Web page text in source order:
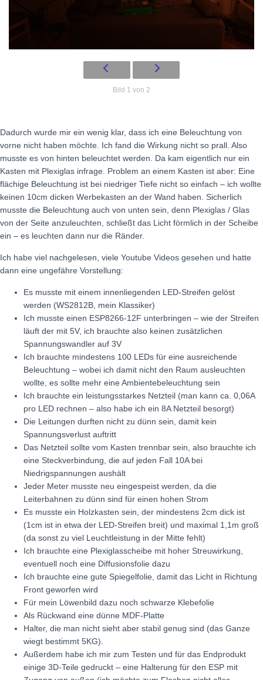
Bild 1 von 2
Dadurch wurde mir ein wenig klar, dass ich eine Beleuchtung von
vorne nicht haben möchte. Ich fand die Wirkung nicht so prall. Also
musste es von hinten beleuchtet werden. Da kam eigentlich nur ein
Kasten mit Plexiglas infrage. Problem an einem Kasten ist aber: Eine
flächige Beleuchtung ist bei niedriger Tiefe nicht so einfach – ich wollte
keinen 10cm dicken Werbekasten an der Wand haben. Sicherlich
musste die Beleuchtung auch von unten sein, denn Plexiglas / Glas
von der Seite anzuleuchten, schließt das Licht förmlich in der Scheibe
ein – es leuchten dann nur die Ränder.
Ich habe viel nachgelesen, viele Youtube Videos gesehen und hatte
dann eine ungefähre Vorstellung:
Es musste mit einem innenliegenden LED-Streifen gelöst
werden (WS2812B, mein Klassiker)
Ich musste einen ESP8266-12F unterbringen – wie der Streifen
läuft der mit 5V, ich brauchte also keinen zusätzlichen
Spannungswandler auf 3V
Ich brauchte mindestens 100 LEDs für eine ausreichende
Beleuchtung – wobei ich damit nicht den Raum ausleuchten
wollte, es sollte mehr eine Ambientebeleuchtung sein
Ich brauchte ein leistungsstarkes Netzteil (man kann ca. 0,06A
pro LED rechnen – also habe ich ein 8A Netzteil besorgt)
Die Leitungen durften nicht zu dünn sein, damit kein
Spannungsverlust auftritt
Das Netzteil sollte vom Kasten trennbar sein, also brauchte ich
eine Steckverbindung, die auf jeden Fall 10A bei
Niedrigspannungen aushält
Jeder Meter musste neu eingespeist werden, da die
Leiterbahnen zu dünn sind für einen hohen Strom
Es musste ein Holzkasten sein, der mindestens 2cm dick ist
(1cm ist in etwa der LED-Streifen breit) und maximal 1,1m groß
(da sonst zu viel Leuchtleistung in der Mitte fehlt)
Ich brauchte eine Plexiglasscheibe mit hoher Streuwirkung,
eventuell noch eine Diffusionsfolie dazu
Ich brauchte eine gute Spiegelfolie, damit das Licht in Richtung
Front geworfen wird
Für mein Löwenbild dazu noch schwarze Klebefolie
Als Rückwand eine dünne MDF-Platte
Halter, die man nicht sieht aber stabil genug sind (das Ganze
wiegt bestimmt 5KG).
Außerdem habe ich mir zum Testen und für das Endprodukt
einige 3D-Teile gedruckt – eine Halterung für den ESP mit